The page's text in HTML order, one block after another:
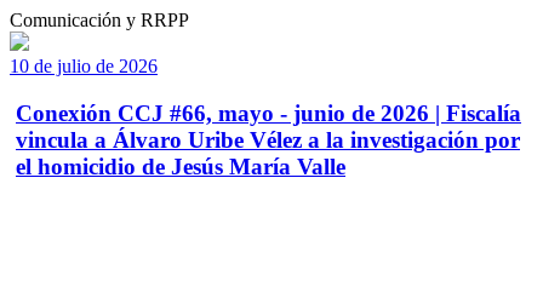
Comunicación y RRPP
10 de julio de 2026
Conexión CCJ #66, mayo - junio de 2026 | Fiscalía
vincula a Álvaro Uribe Vélez a la investigación por
el homicidio de Jesús María Valle